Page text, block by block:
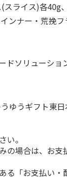
スライス)各40g
インナー・荒
ドソリューショ
ゆうギフト東
い。
の場合は、お支
る「お支払い